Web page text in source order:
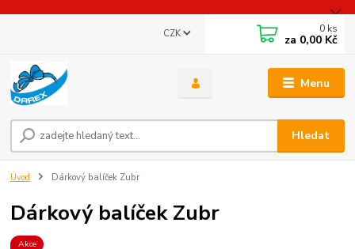
Menu
CZK
Hledat
0 ks
za 0,00 Kč
Úvod Dárkový balíček Zubr
Dárkový balíček Zubr
Akce